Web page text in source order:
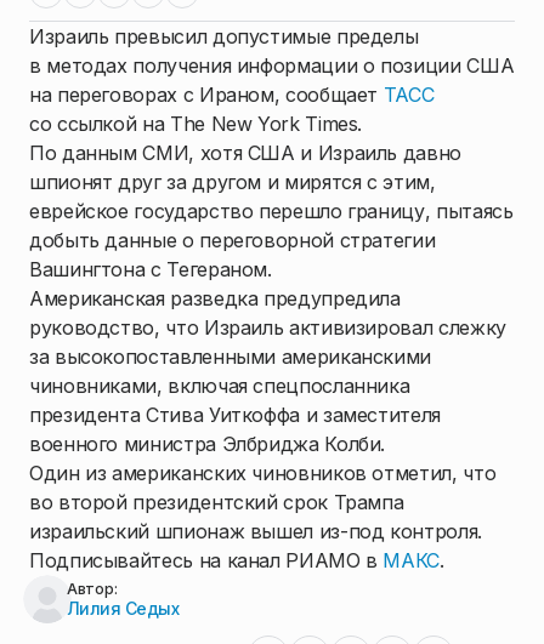
Израиль превысил допустимые пределы
в методах получения информации о позиции США
на переговорах с Ираном, сообщает ТАСС
со ссылкой на The New York Times.
По данным СМИ, хотя США и Израиль давно
шпионят друг за другом и мирятся с этим,
еврейское государство перешло границу, пытаясь
добыть данные о переговорной стратегии
Вашингтона с Тегераном.
Американская разведка предупредила
руководство, что Израиль активизировал слежку
за высокопоставленными американскими
чиновниками, включая спецпосланника
президента Стива Уиткоффа и заместителя
военного министра Элбриджа Колби.
Один из американских чиновников отметил, что
во второй президентский срок Трампа
израильский шпионаж вышел из-под контроля.
Подписывайтесь на канал РИАМО в МАКС.
Автор:
Лилия Седых